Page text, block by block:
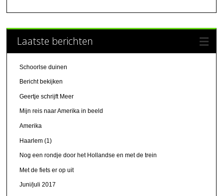
Laatste berichten
Schoorlse duinen
Bericht bekijken
Geertje schrijft Meer
Mijn reis naar Amerika in beeld
Amerika
Haarlem (1)
Nog een rondje door het Hollandse en met de trein
Met de fiets er op uit
Juni/juli 2017